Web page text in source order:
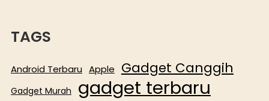
TAGS
Android Terbaru Apple Gadget Canggih
Gadget Murah gadget terbaru